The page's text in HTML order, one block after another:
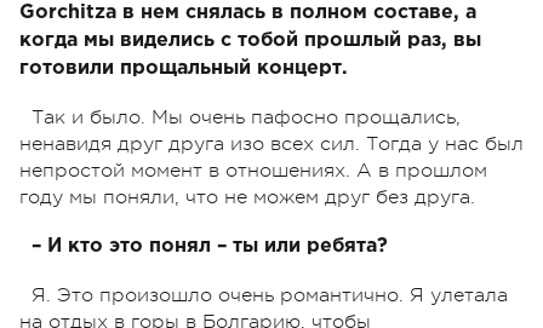
Gorchitza в нем снялась в полном составе, а
когда мы виделись с тобой прошлый раз, вы
готовили прощальный концерт.
Так и было. Мы очень пафосно прощались,
ненавидя друг друга изо всех сил. Тогда у нас был
непростой момент в отношениях. А в прошлом
году мы поняли, что не можем друг без друга.
– И кто это понял – ты или ребята?
Я. Это произошло очень романтично. Я улетала
на отдых в горы в Болгарию, чтобы